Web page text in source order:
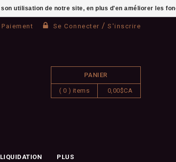
Paiement Se Connecter / S'inscrire
PANIER
( 0 ) items 0,00$CA
LIQUIDATION PLUS
utilisation de notre site, en plus d'en améliorer les